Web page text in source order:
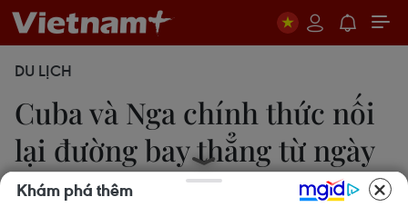
DU LỊCH
Cuba và Nga chính thức nối
lại đường bay thẳng từ ngày
1/10
Khám phá thêm